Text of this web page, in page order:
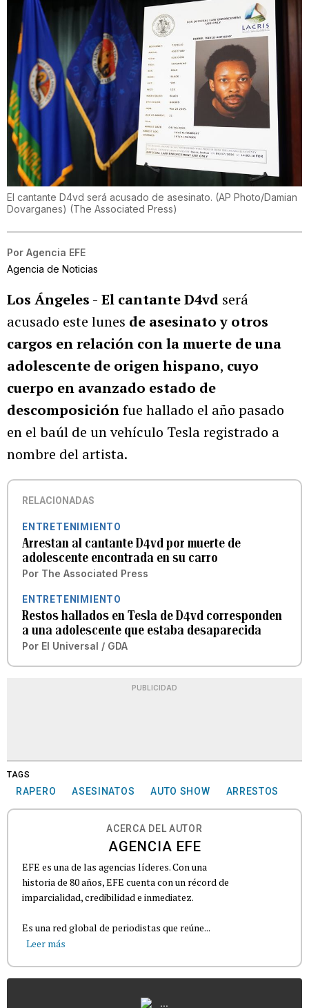
El cantante D4vd será acusado de asesinato. (AP Photo/Damian
Dovarganes) (The Associated Press)
Por Agencia EFE
Agencia de Noticias
Los Ángeles - El cantante D4vd será
acusado este lunes de asesinato y otros
cargos en relación con la muerte de una
adolescente de origen hispano, cuyo
cuerpo en avanzado estado de
descomposiciónfue hallado el año pasado
en el baúl de un vehículo Tesla registrado a
nombre del artista.
RELACIONADAS
ENTRETENIMIENTO
Arrestan al cantante D4vd por muerte de
adolescente encontrada en su carro
Por The Associated Press
ENTRETENIMIENTO
Restos hallados en Tesla de D4vd corresponden
a una adolescente que estaba desaparecida
Por El Universal / GDA
PUBLICIDAD
TAGS
RAPERO ASESINATOS AUTO SHOW ARRESTOS
ACERCA DEL AUTOR
AGENCIA EFE
EFE es una de las agencias líderes. Con una
historia de 80 años, EFE cuenta con un récord de
imparcialidad, credibilidad e inmediatez.
Es una red global de periodistas que reúne...
Leer más
...